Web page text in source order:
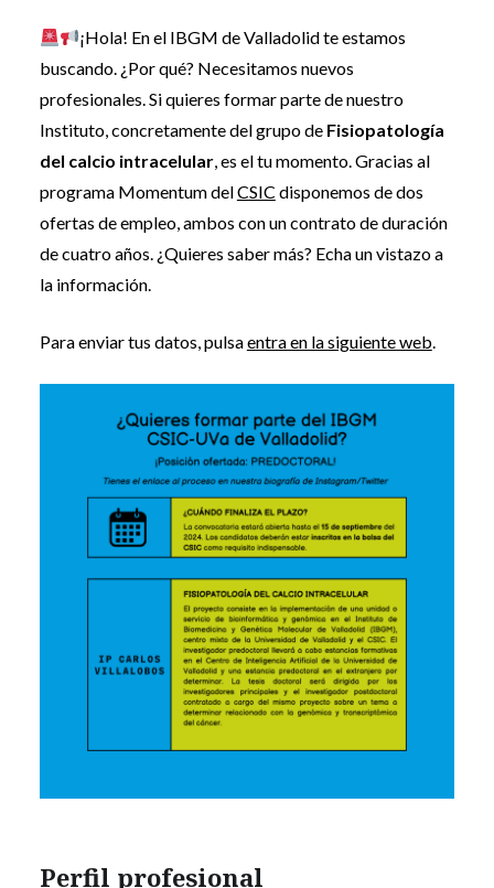
¡Hola! En el IBGM de Valladolid te estamos
buscando. ¿Por qué? Necesitamos nuevos
profesionales. Si quieres formar parte de nuestro
Instituto, concretamente del grupo de Fisiopatología
del calcio intracelular, es el tu momento. Gracias al
programa Momentum delCSIC disponemos de dos
ofertas de empleo, ambos con un contrato de duración
de cuatro años. ¿Quieres saber más? Echa un vistazo a
la información.
Para enviar tus datos, pulsaentra en la siguiente web.
Perfil profesional